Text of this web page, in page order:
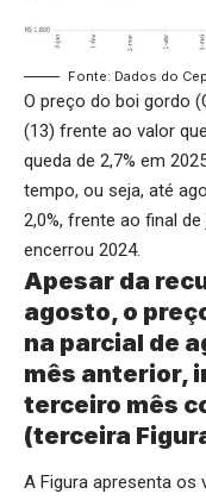
Fonte: Dados do
O preço do boi gordo
(13) frente ao valor
queda de 2,7% em
tempo, ou seja, até
2,0%, frente ao final
encerrou 2024.
Apesar da
agosto, o
na parcial de
mês anterior,
terceiro mês
(terceira
A Figura apresenta os